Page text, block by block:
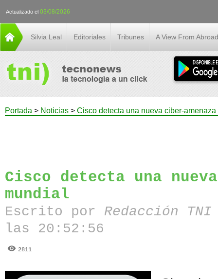
Actualizado el 03/08/2026
Silvia Leal Editoriales Tribunes A View From Abroad
Portada > Noticias > Cisco detecta una nueva ciber-
Cisco detecta una
mundial
Escrito por Redacción
las 20:52:56
2811